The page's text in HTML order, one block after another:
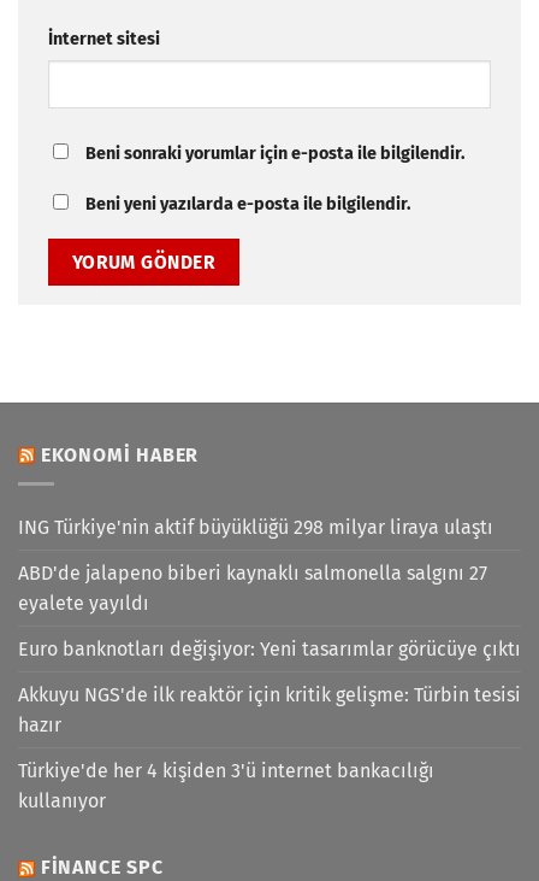
İnternet sitesi
Beni sonraki yorumlar için e-posta ile bilgilendir.
Beni yeni yazılarda e-posta ile bilgilendir.
EKONOMI HABER
ING Türkiye'nin aktif büyüklüğü 298 milyar liraya ulaştı
ABD'de jalapeno biberi kaynaklı salmonella salgını 27
eyalete yayıldı
Euro banknotları değişiyor: Yeni tasarımlar görücüye çıktı
Akkuyu NGS'de ilk reaktör için kritik gelişme: Türbin tesisi
hazır
Türkiye'de her 4 kişiden 3'ü internet bankacılığı
kullanıyor
FINANCE SPC